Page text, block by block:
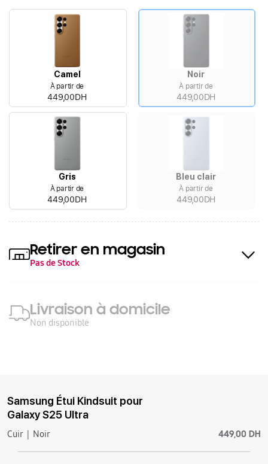
Camel
À partir de
449,00DH
Noir
À partir de
449,00DH
Gris
À partir de
449,00DH
Bleu clair
À partir de
449,00DH
Retirer en magasin
Pas de Stock
Livraison à domicile
Non disponible
Samsung Étui Kindsuit pour
Galaxy S25 Ultra
Cuir Noir 449,00 DH